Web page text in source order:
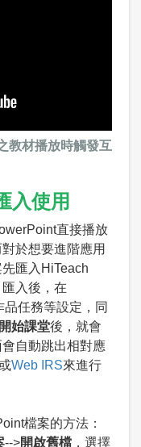
教材播放時觸發互
入使用
直接播放
於想要進階應用
匯入HiTeach
入後，在
任務等設定，同
開始課堂後，就會
自動跳出相對應
Web IRS來進行
檔案的方法：
-->開啟舊檔，選擇